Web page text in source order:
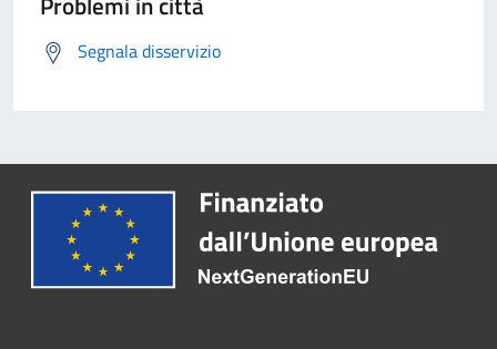
Segnala disservizio